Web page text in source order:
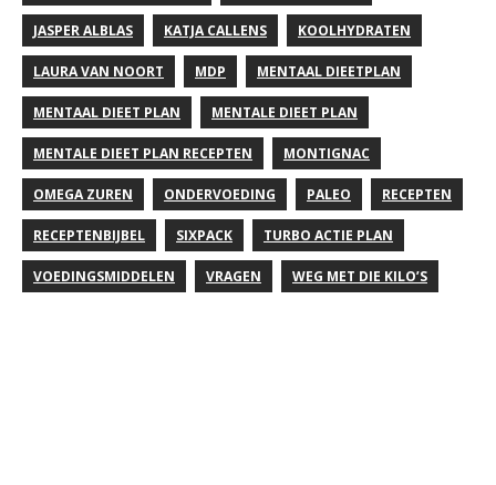
JASPER ALBLAS KATJA CALLENS KOOLHYDRATEN
LAURA VAN NOORT MDP MENTAAL DIEETPLAN
MENTAAL DIEET PLAN MENTALE DIEET PLAN
MENTALE DIEET PLAN RECEPTEN MONTIGNAC
OMEGA ZUREN ONDERVOEDING PALEO RECEPTEN
RECEPTENBIJBEL SIXPACK TURBO ACTIE PLAN
VOEDINGSMIDDELEN VRAGEN WEG MET DIE KILO’S